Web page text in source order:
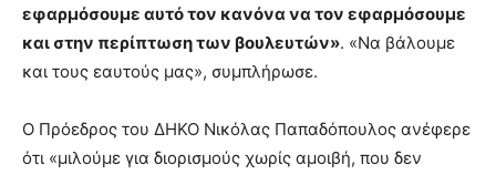
εφαρμόσουμε αυτό τον κανόνα να τον εφαρμόσουμε
και στην περίπτωση των βουλευτών». «Να βάλουμε
και τους εαυτούς μας», συμπλήρωσε.
Ο Πρόεδρος του ΔΗΚΟ Νικόλας Παπαδόπουλος ανέφερε
ότι «μιλούμε για διορισμούς χωρίς αμοιβή, που δεν